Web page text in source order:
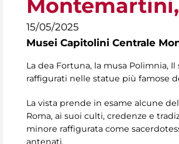
15/05/2025
Musei Capitolini Centrale
La dea Fortuna, la musa Polimnia,
raffigurati nelle statue più famose
La vista prende in esame alcune
Roma, ai suoi culti, credenze e
minore raffigurata come
antenati.